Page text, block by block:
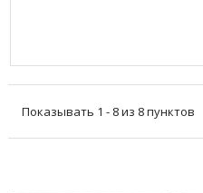
Показывать 1 - 8 из 8 пунктов